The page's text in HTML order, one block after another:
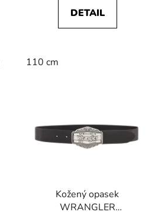
DETAIL
110 cm
Kožený opasek
WRANGLER